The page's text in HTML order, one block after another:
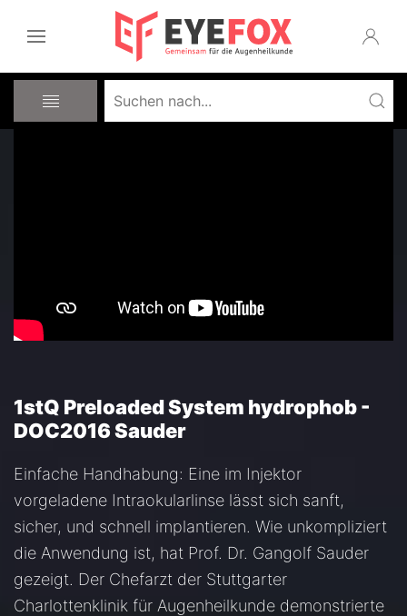
1stQ Preloaded System hydrophob -
DOC2016 Sauder
Einfache Handhabung: Eine im Injektor
vorgeladene Intraokularlinse lässt sich sanft,
sicher, und schnell implantieren. Wie unkompliziert
die Anwendung ist, hat Prof. Dr. Gangolf Sauder
gezeigt. Der Chefarzt der Stuttgarter
Charlottenklinik für Augenheilkunde demonstrierte